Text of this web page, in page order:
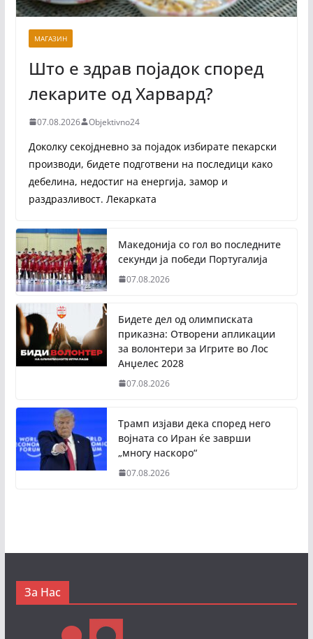
МАГАЗИН
Што е здрав појадок според
лекарите од Харвард?
07.08.2026 Objektivno24
Доколку секојдневно за појадок избирате пекарски
производи, бидете подготвени на последици како
дебелина, недостиг на енергија, замор и
раздразливост. Лекарката
Македонија со гол во последните
секунди ја победи Португалија
07.08.2026
Бидете дел од олимписката
приказна: Отворени апликации
за волонтери за Игрите во Лос
Анџелес 2028
07.08.2026
Трамп изјави дека според него
војната со Иран ќе заврши
„многу наскоро“
07.08.2026
За Нас